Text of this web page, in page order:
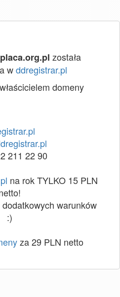
została
wddregistrar.pl
domeny
211 22 90
na rok TYLKO 15 PLN
warunków
:)
za 29 PLN netto